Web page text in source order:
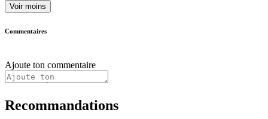
Voir moins
Commentaires
Ajoute ton commentaire
Recommandations